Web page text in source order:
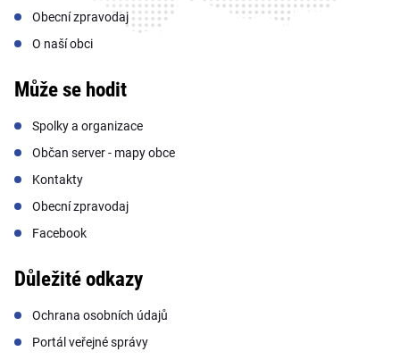
Obecní zpravodaj
O naší obci
Může se hodit
Spolky a organizace
Občan server - mapy obce
Kontakty
Obecní zpravodaj
Facebook
Důležité odkazy
Ochrana osobních údajů
Portál veřejné správy